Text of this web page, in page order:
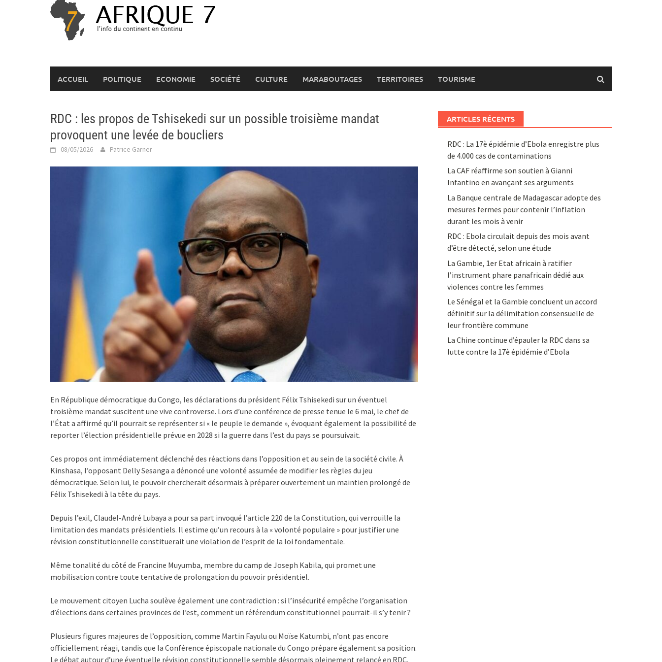
ACCUEIL POLITIQUE ECONOMIE SOCIÉTÉ CULTURE MARABOUTAGES TERRITOIRES TOURISME
RDC : les propos de Tshisekedi sur un possible troisième mandat
provoquent une levée de boucliers
08/05/2026 Patrice Garner
En République démocratique du Congo, les déclarations du président Félix Tshisekedi sur un éventuel
troisième mandat suscitent une vive controverse. Lors d’une conférence de presse tenue le 6 mai, le chef de
l’État a affirmé qu’il pourrait se représenter si « le peuple le demande », évoquant également la possibilité de
reporter l’élection présidentielle prévue en 2028 si la guerre dans l’est du pays se poursuivait.
Ces propos ont immédiatement déclenché des réactions dans l’opposition et au sein de la société civile. À
Kinshasa, l’opposant Delly Sesanga a dénoncé une volonté assumée de modifier les règles du jeu
démocratique. Selon lui, le pouvoir chercherait désormais à préparer ouvertement un maintien prolongé de
Félix Tshisekedi à la tête du pays.
Depuis l’exil, Claudel-André Lubaya a pour sa part invoqué l’article 220 de la Constitution, qui verrouille la
limitation des mandats présidentiels. Il estime qu’un recours à la « volonté populaire » pour justifier une
révision constitutionnelle constituerait une violation de l’esprit de la loi fondamentale.
Même tonalité du côté de Francine Muyumba, membre du camp de Joseph Kabila, qui promet une
mobilisation contre toute tentative de prolongation du pouvoir présidentiel.
Le mouvement citoyen Lucha soulève également une contradiction : si l’insécurité empêche l’organisation
d’élections dans certaines provinces de l’est, comment un référendum constitutionnel pourrait-il s’y tenir ?
Plusieurs figures majeures de l’opposition, comme Martin Fayulu ou Moïse Katumbi, n’ont pas encore
officiellement réagi, tandis que la Conférence épiscopale nationale du Congo prépare également sa position.
Le débat autour d’une éventuelle révision constitutionnelle semble désormais pleinement relancé en RDC.
ARTICLES RÉCENTS
RDC : La 17è épidémie d’Ebola enregistre plus
de 4.000 cas de contaminations
La CAF réaffirme son soutien à Gianni
Infantino en avançant ses arguments
La Banque centrale de Madagascar adopte des
mesures fermes pour contenir l’inflation
durant les mois à venir
RDC : Ebola circulait depuis des mois avant
d’être détecté, selon une étude
La Gambie, 1er Etat africain à ratifier
l’instrument phare panafricain dédié aux
violences contre les femmes
Le Sénégal et la Gambie concluent un accord
définitif sur la délimitation consensuelle de
leur frontière commune
La Chine continue d’épauler la RDC dans sa
lutte contre la 17è épidémie d’Ebola